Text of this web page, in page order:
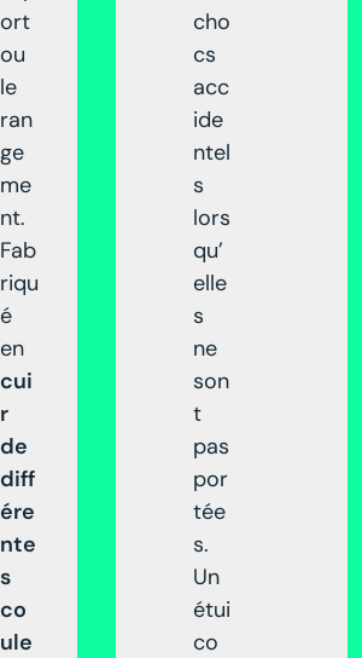
ort
ou
le
ran
ge
me
nt.
Fab
riqu
é
en
cui
r
de
diff
ére
nte
s
co
ule
cho
cs
acc
ide
ntel
s
lors
qu’
elle
s
ne
son
t
pas
por
tée
s.
Un
étui
co